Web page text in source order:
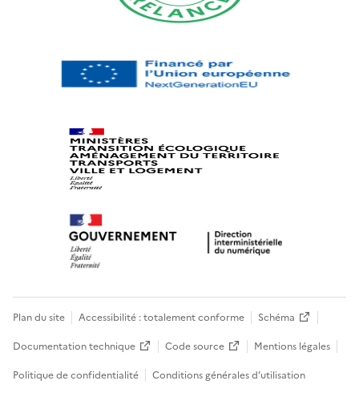
Plan du site Accessibilité : totalement conforme
Schéma
Documentation technique
Code source
Mentions légales
Politique de confidentialité
Conditions générales d’utilisation